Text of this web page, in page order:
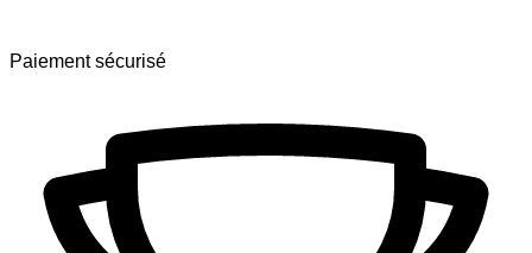
Paiement sécurisé